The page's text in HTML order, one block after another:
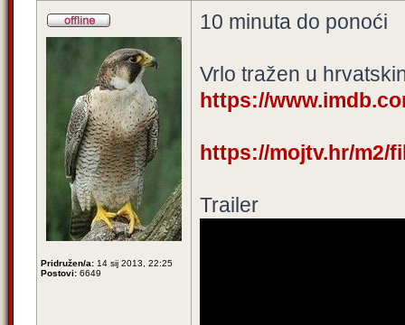
Pridružen/a: 14 sij 2013, 22:25
Postovi: 6649
10 minuta do ponoći
Vrlo tražen u
https://
https://mojtv.hr/m2/
Trailer